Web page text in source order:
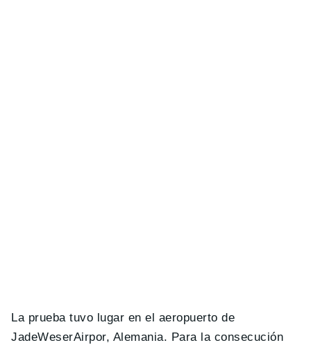
La prueba tuvo lugar en el aeropuerto de
JadeWeserAirpor, Alemania. Para la consecución